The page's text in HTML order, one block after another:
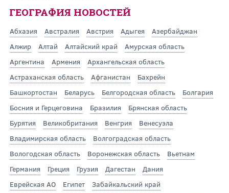
ГЕОГРАФИЯ НОВОСТЕЙ
Абхазия Австралия Австрия Адыгея
Азербайджан
Алжир
Алтай Алтайский край
Амурская область
Аргентина
Армения
Архангельская область
Астраханская область
Афганистан
Бахрейн
Башкортостан
Беларусь Белгородская область
Болгария
Босния и Герцеговина
Бразилия
Брянская область
Бурятия
Великобритания Венгрия
Венесуэла
Владимирская область
Волгоградская область
Вологодская область
Воронежская область
Вьетнам
Германия
Греция Грузия Дагестан
Дания
Еврейская АО
Египет
Забайкальский край